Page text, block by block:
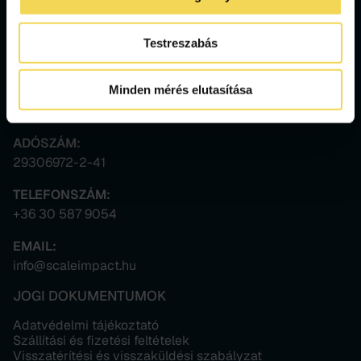
Testreszabás
Minden mérés elutasítása
Scale Impact Nonprofit Kft.
1038 Budapest, Temes utca 11. E. ép. 1.
ADÓSZÁM:
29306972-2-41
TELEFONSZÁM:
+36 30 587 9054
EMAIL:
info@scaleimpact.hu
JOGI DOKUMENTUMOK
Adatvédelmi tájékoztató
Szállítási és fizetési feltételek
Visszatérítési és visszaküldési szabályzat